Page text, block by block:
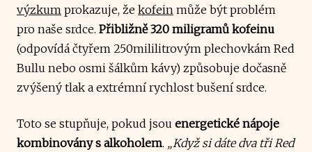
výzkum prokazuje, že kofein může být problém
pro naše srdce. Přibližně 320 miligramů kofeinu
(odpovídá čtyřem 250mililitrovým plechovkám Red
Bullu nebo osmi šálkům kávy) způsobuje dočasně
zvýšený tlak a extrémní rychlost bušení srdce.
Toto se stupňuje, pokud jsou energetické nápoje
kombinovány s alkoholem. „Když si dáte dva tři Red